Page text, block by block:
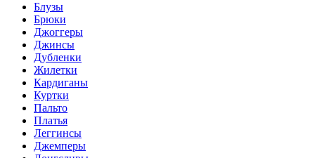
Блузы
Брюки
Джоггеры
Джинсы
Дубленки
Жилетки
Кардиганы
Куртки
Пальто
Платья
Леггинсы
Джемперы